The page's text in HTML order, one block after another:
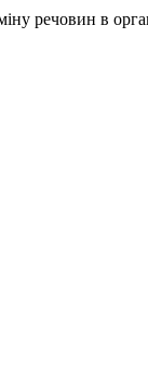
речовин в